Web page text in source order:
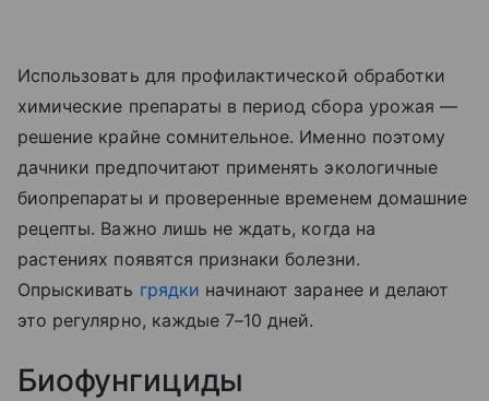
Использовать для профилактической обработки
химические препараты в период сбора урожая —
решение крайне сомнительное. Именно поэтому
дачники предпочитают применять экологичные
биопрепараты и проверенные временем домашние
рецепты. Важно лишь не ждать, когда на
растениях появятся признаки болезни.
Опрыскивать грядки начинают заранее и делают
это регулярно, каждые 7–10 дней.
Биофунгициды